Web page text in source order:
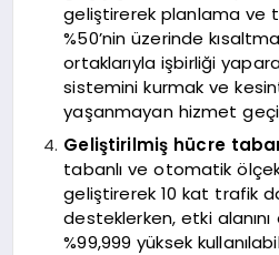
geliştirerek planlama ve
%50’nin üzerinde
ortaklarıyla işbirliği
sistemini kurmak ve
yaşanmayan hizmet
Geliştirilmiş hücre
tabanlı ve otomatik
geliştirerek 10 kat trafik
desteklerken, etki
%99,999 yüksek